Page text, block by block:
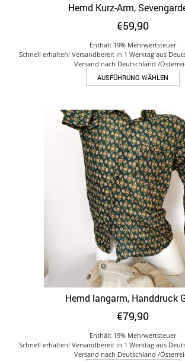
Hemd Kurz-Arm,
€59,90
Enthält 19% Mehrwertsteuer
Schnell erhalten! Versandbereit in 1 Werktag aus
Versand nach Deutschland /
AUSFÜHRUNG WÄHLEN
Hemd langarm, Handdruck
€79,90
Enthält 19% Mehrwertsteuer
Schnell erhalten! Versandbereit in 1 Werktag aus
Versand nach Deutschland /